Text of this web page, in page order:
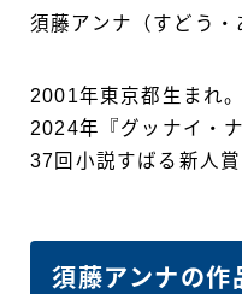
須藤アンナ（すどう・
2001年東京都生まれ。
2024年『グッナイ・
37回小説すばる新人
須藤アンナの作